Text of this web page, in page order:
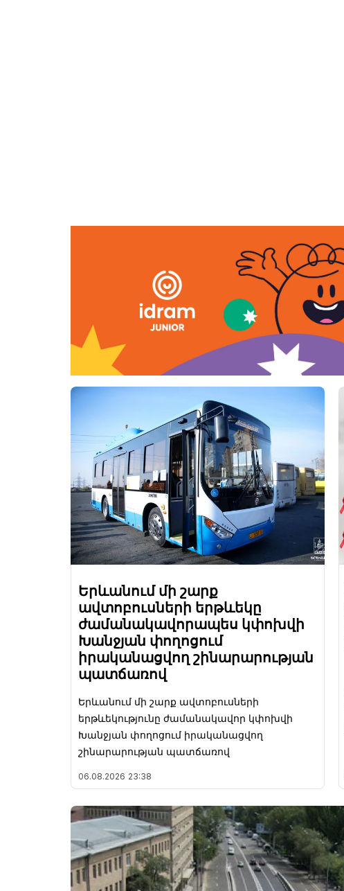
Երևանում մի շարք
ավտոբուսների երթևեկը
ժամանակավորապես կփոխվի
Խանջյան փողոցում
իրականացվող շինարարության
պատճառով
Երևանում մի շարք ավտոբուսների
երթևեկությունը ժամանակավոր կփոխվի
Խանջյան փողոցում իրականացվող
շինարարության պատճառով
06.08.2026 23:38